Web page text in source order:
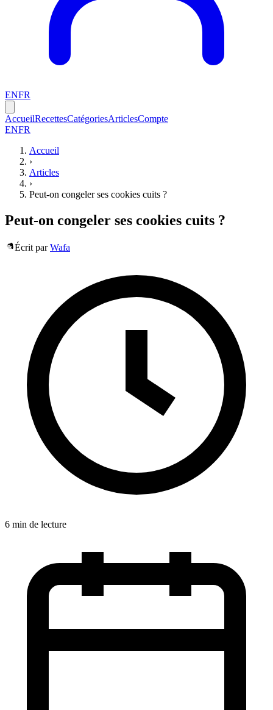
ENFR
AccueilRecettesCatégoriesArticlesCompte
ENFR
Accueil
›
Articles
›
Peut-on congeler ses cookies cuits ?
Peut-on congeler ses cookies cuits ?
Écrit parWafa
6 min de lecture